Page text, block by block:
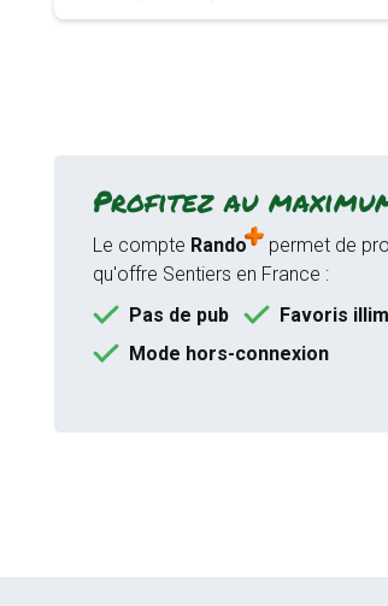
Profitez au
Le compte Rando
permet de
qu'offre Sentiers en France :
Pas de pub
Favoris
Mode hors-connexion